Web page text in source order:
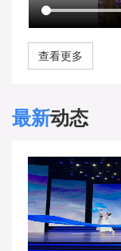
查看更多
最新动态